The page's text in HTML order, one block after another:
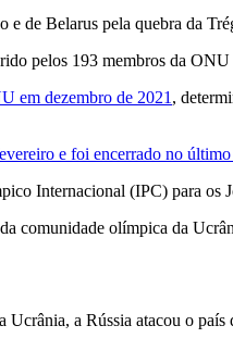
e de Belarus pela quebra da
pelos 193 membros da
em dezembro de 2021 ,
e foi encerrado no
Internacional (IPC) para
comunidade olímpica da
a Rússia atacou o